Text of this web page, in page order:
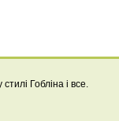
Гобліна і все.